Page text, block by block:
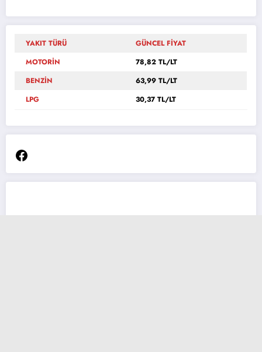
YAKIT TÜRÜ
GÜNCEL FİYAT
MOTORİN
78,82 TL/LT
BENZİN
63,99 TL/LT
LPG
30,37 TL/LT
Facebook